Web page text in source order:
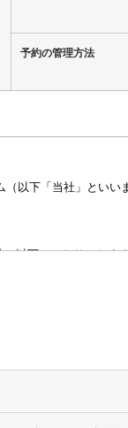
予約の管理方法